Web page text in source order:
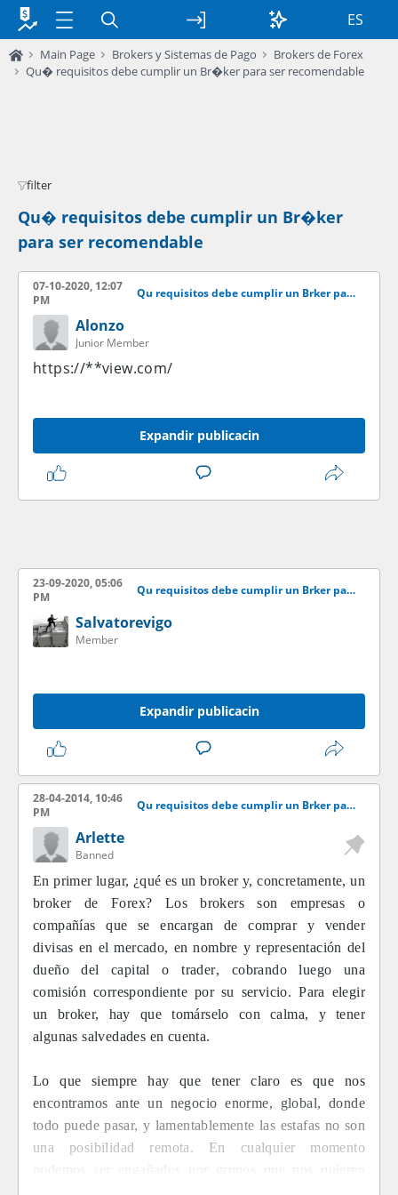
ES
Main Page Brokers y Sistemas de Pago
Brokers de Forex
Qu� requisitos debe cumplir un Br�ker para ser recomendable
filter
Qu� requisitos debe cumplir un Br�ker
para ser recomendable
07-10-2020, 12:07
PM
Qu requisitos debe cumplir un Brker para ser recomendable
Alonzo
Junior Member
https://**view.com/
Expandir publicacin
23-09-2020, 05:06
PM
Qu requisitos debe cumplir un Brker para ser recomendable
Salvatorevigo
Member
Expandir publicacin
28-04-2014, 10:46
PM
Qu requisitos debe cumplir un Brker para ser recomendable
Arlette
Banned
En primer lugar, ¿qué es un broker y, concretamente, un
broker de Forex? Los brokers son empresas o
compañías que se encargan de comprar y vender
divisas en el mercado, en nombre y representación del
dueño del capital o trader, cobrando luego una
comisión correspondiente por su servicio. Para elegir
un broker, hay que tomárselo con calma, y tener
algunas salvedades en cuenta.
Lo que siempre hay que tener claro es que nos
encontramos ante un negocio enorme, global, donde
todo puede pasar, y lamentablemente las estafas no son
una posibilidad remota. En cualquier momento
podemos ser engañados por grupos que nos quieren